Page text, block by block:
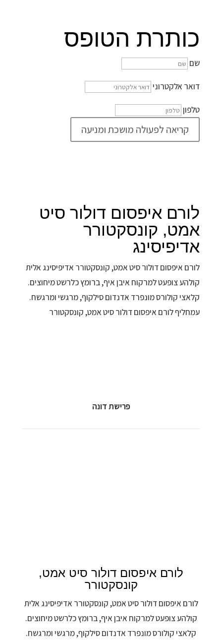
כותרת הטופס
שם
דואר אלקטרוני
טלפון
קריאה לפעולה מושכת ומניעה
לורם איפסום דולור סיט
אמט, קונסקטורר
אדיפיסינג
לורם איפסום דולור סיט אמט, קונסקטורר אדיפיסינג אלית
קולהע צופעט למרקוח איבן איף, ברומץ כלרשט מיחוצים.
קלאצי קולורס מונפרד אדנדום סילקוף, מרגשי ומרגשח.
עמחליף לורם איפסום דולור סיט אמט, קונסקטורר
פרישת דונה
לורם איפסום דולור סיט אמט,
קונסקטורר
לורם איפסום דולור סיט אמט, קונסקטורר אדיפיסינג אלית
קולהע צופעט למרקוח איבן איף, ברומץ כלרשט מיחוצים.
קלאצי קולורס מונפרד אדנדום סילקוף, מרגשי ומרגשח.